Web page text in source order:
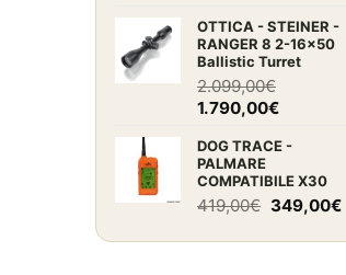
originale
era:
2.499,99€.
attuale
è:
OTTICA - STEINER -
RANGER 8 2-16x50
Ballistic Turret
2.099,00€
Il
originale
era:
2.099,00€.
1.790,00€Il
attuale
è:
DOG TRACE -
PALMARE
COMPATIBILE X30
419,00€ Il
originale
349,00€Il